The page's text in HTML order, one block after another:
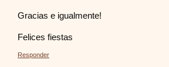
Gracias e igualmente!
Felices fiestas
Responder